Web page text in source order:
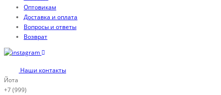
Оптовикам
Доставка и оплата
Вопросы и ответы
Возврат
Наши контакты
Йота
+7 (999)